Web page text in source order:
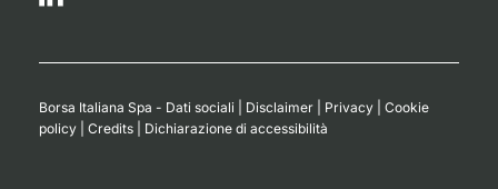
Borsa Italiana Spa - Dati sociali Disclaimer Privacy
Cookie
policy
Credits Dichiarazione di accessibilità